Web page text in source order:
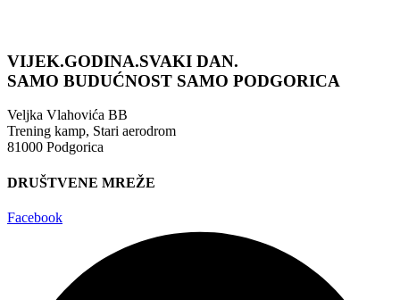
VIJEK.GODINA.SVAKI DAN.
SAMO BUDUĆNOST SAMO PODGORICA
Veljka Vlahovića BB
Trening kamp, Stari aerodrom
81000 Podgorica
DRUŠTVENE MREŽE
Facebook